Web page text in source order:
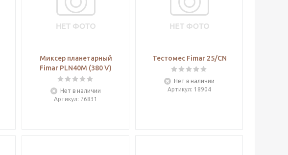
Миксер планетарный
Fimar PLN40M (380 V)
Нет в наличии
Артикул: 76831
Тестомес Fimar 25/CN
Нет в наличии
Артикул: 18904